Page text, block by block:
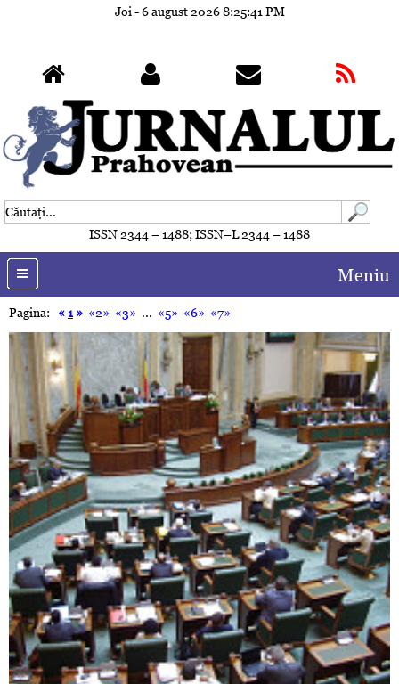
Joi - 6 august 20268:25:44 PM
ISSN 2344 – 1488; ISSN–L 2344 – 1488
Meniu
Pagina: «1» «2» «3» ... «5» «6» «7»